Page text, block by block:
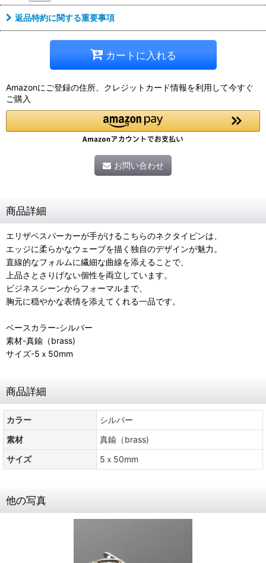
返品特約に関する重要事項
カートに入れる
Amazonにご登録の住所、クレジットカード情報を利用して今すぐ
ご購入
お問い合わせ
商品詳細
エリザベスパーカーが手がけるこちらのネクタイピンは、
エッジに柔らかなウェーブを描く独自のデザインが魅力。
直線的なフォルムに繊細な曲線を添えることで、
上品さとさりげない個性を両立しています。
ビジネスシーンからフォーマルまで、
胸元に穏やかな表情を添えてくれる一品です。
ベースカラー-シルバー
素材-真鍮（brass)
サイズ-5ｘ50mm
商品詳細
カラー
シルバー
素材
真鍮（brass)
サイズ
5ｘ50mm
他の写真